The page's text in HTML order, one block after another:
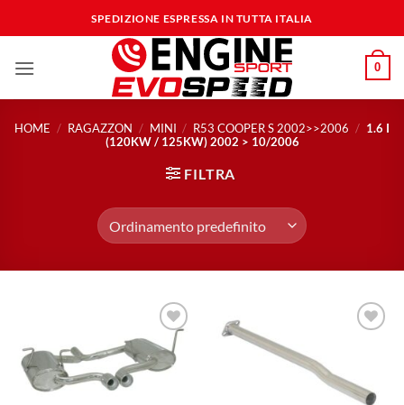
ai
SPEDIZIONE ESPRESSA IN TUTTA ITALIA
0
HOME / RAGAZZON / MINI / R53 COOPER S 2002>>2006 / 1.6 I
(120KW / 125KW) 2002 > 10/2006
FILTRA
Aggiungi
alla lista
dei
desideri